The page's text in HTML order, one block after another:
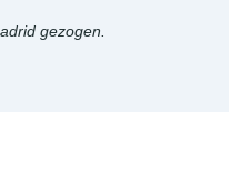
gezogen.